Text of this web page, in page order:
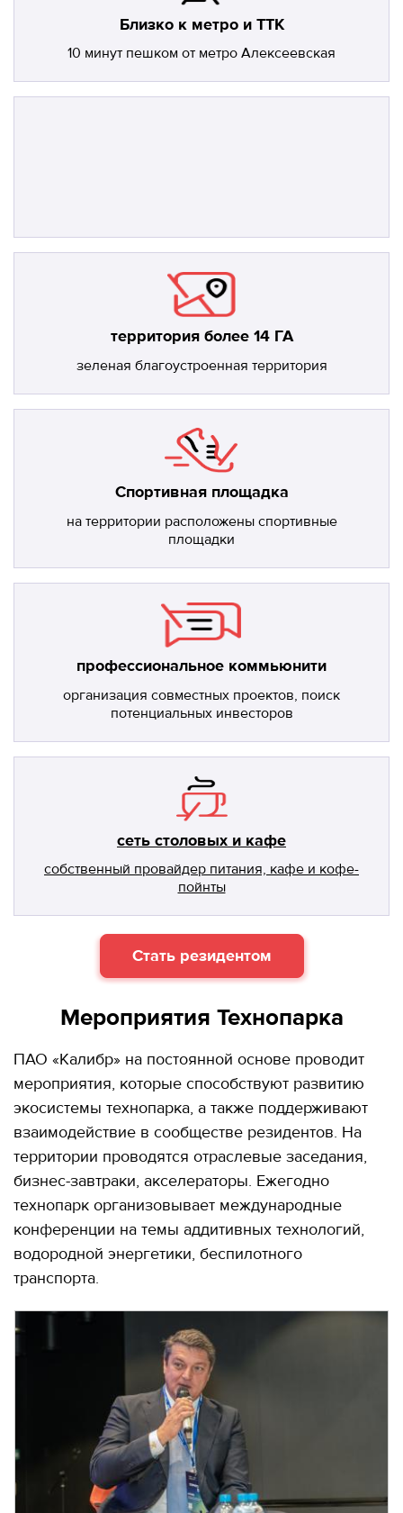
Близко к метро и ТТК
10 минут пешком от метро Алексеевская
территория более 14 ГА
зеленая благоустроенная территория
Спортивная площадка
на территории расположены спортивные
площадки
профессиональное коммьюнити
организация совместных проектов, поиск
потенциальных инвесторов
сеть столовых и кафе
собственный провайдер питания, кафе и кофе-
пойнты
Стать резидентом
Мероприятия Технопарка
ПАО «Калибр» на постоянной основе проводит
мероприятия, которые способствуют развитию
экосистемы технопарка, а также поддерживают
взаимодействие в сообществе резидентов. На
территории проводятся отраслевые заседания,
бизнес-завтраки, акселераторы. Ежегодно
технопарк организовывает международные
конференции на темы аддитивных технологий,
водородной энергетики, беспилотного
транспорта.